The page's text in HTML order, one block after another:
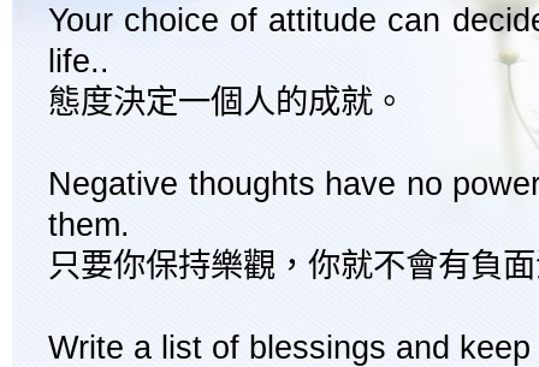
Your choice of attitude can
life..
態度決定一個人的成就。
Negative thoughts have no
them.
只要你保持樂觀，你就不會有負
Write a list of blessings and